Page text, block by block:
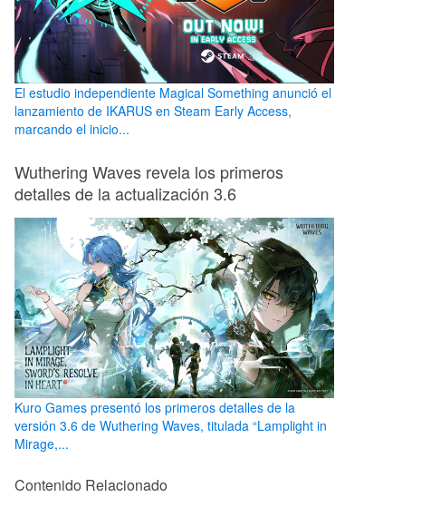
El estudio independiente Magical Something anunció el
lanzamiento de IKARUS en Steam Early Access,
marcando el inicio...
Wuthering Waves revela los primeros
detalles de la actualización 3.6
Kuro Games presentó los primeros detalles de la
versión 3.6 de Wuthering Waves, titulada “Lamplight in
Mirage,...
Contenido Relacionado